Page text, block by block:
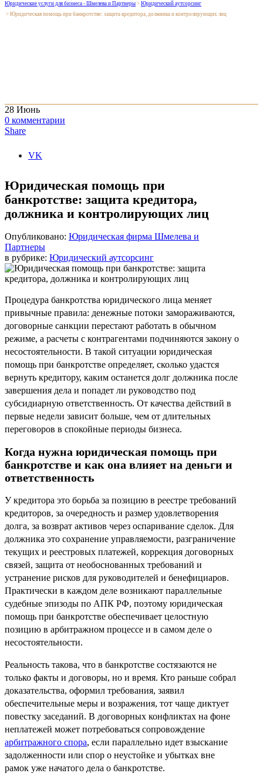
Юридические услуги для бизнеса - Шмелева и Партнеры > Юридический аутсорсинг
> Юридическая помощь при банкротстве: защита кредитора, должника и контролирующих лиц
28 Июнь
0 комментарии
Share
VK
Юридическая помощь при
банкротстве: защита кредитора,
должника и контролирующих лиц
Опубликовано: Юридическая фирма Шмелева и
Партнеры
в рубрике: Юридический аутсорсинг
Процедура банкротства юридического лица меняет
привычные правила: денежные потоки замораживаются,
договорные санкции перестают работать в обычном
режиме, а расчеты с контрагентами подчиняются закону о
несостоятельности. В такой ситуации юридическая
помощь при банкротстве определяет, сколько удастся
вернуть кредитору, каким останется долг должника после
завершения дела и попадет ли руководство под
субсидиарную ответственность. От качества действий в
первые недели зависит больше, чем от длительных
переговоров в спокойные периоды бизнеса.
Когда нужна юридическая помощь при
банкротстве и как она влияет на деньги и
ответственность
У кредитора это борьба за позицию в реестре требований
кредиторов, за очередность и размер удовлетворения
долга, за возврат активов через оспаривание сделок. Для
должника это сохранение управляемости, разграничение
текущих и реестровых платежей, коррекция договорных
связей, защита от необоснованных требований и
устранение рисков для руководителей и бенефициаров.
Практически в каждом деле возникают параллельные
судебные эпизоды по АПК РФ, поэтому юридическая
помощь при банкротстве обеспечивает целостную
позицию в арбитражном процессе и в самом деле о
несостоятельности.
Реальность такова, что в банкротстве состязаются не
только факты и договоры, но и время. Кто раньше собрал
доказательства, оформил требования, заявил
обеспечительные меры и возражения, тот чаще диктует
повестку заседаний. В договорных конфликтах на фоне
неплатежей может потребоваться сопровождение
арбитражного спора, если параллельно идет взыскание
задолженности или спор о неустойке и убытках вне
рамок уже начатого дела о банкротстве.